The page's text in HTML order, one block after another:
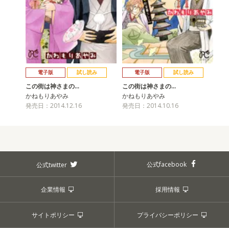
電子版 試し読み
この街は神さまの…
かねもりあやみ
発売日：2014.12.16
電子版 試し読み
この街は神さまの…
かねもりあやみ
発売日：2014.10.16
公式twitter 公式facebook
企業情報 採用情報
サイトポリシー プライバシーポリシー